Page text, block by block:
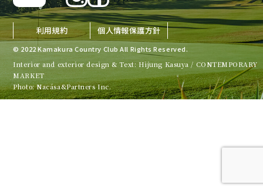
© 2022 Kamakura Country Club All Rights Reserved.
利用規約 個人情報保護方針
Interior and exterior design & Text: Hijung Kasuya / CONTEMPORARY
MARKET
Photo: Nacása&Partners Inc.